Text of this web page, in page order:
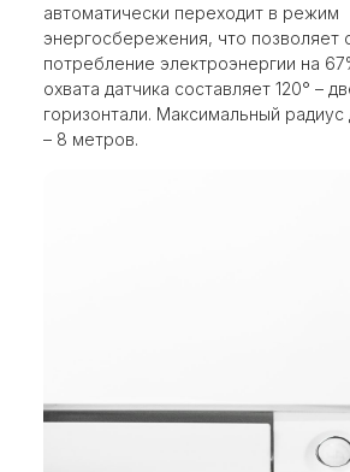
автоматически переходит в режим
энергосбережения, что позволяет
потребление электроэнергии на
охвата датчика составляет 120° –
горизонтали. Максимальный радиус
– 8 метров.